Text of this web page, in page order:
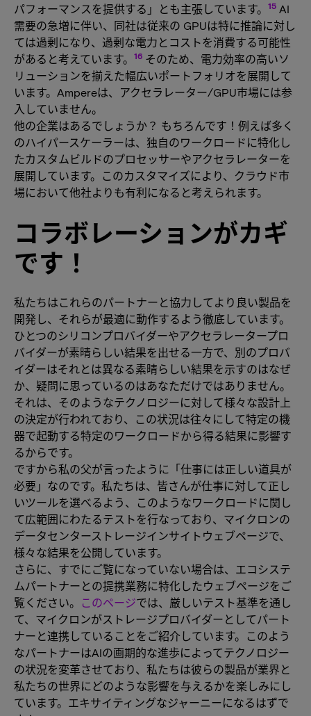
パフォーマンスを提供する」とも主張しています。
15 AI
需要の急増に伴い、同社は従来の GPUは特に推論に対し
ては過剰になり、過剰な電力とコストを消費する可能性
があると考えています。
16 そのため、電力効率の高いソ
リューションを揃えた幅広いポートフォリオを展開して
います。Ampereは、アクセラレーター/GPU市場には参
入していません。
他の企業はあるでしょうか？ もちろんです！例えば多く
のハイパースケーラーは、独自のワークロードに特化し
たカスタムビルドのプロセッサーやアクセラレーターを
展開しています。このカスタマイズにより、クラウド市
場において他社よりも有利になると考えられます。
コラボレーションがカギ
です！
私たちはこれらのパートナーと協力してより良い製品を
開発し、それらが最適に動作するよう徹底しています。
ひとつのシリコンプロバイダーやアクセラレータープロ
バイダーが素晴らしい結果を出せる一方で、別のプロバ
イダーはそれとは異なる素晴らしい結果を示すのはなぜ
か、疑問に思っているのはあなただけではありません。
それは、そのようなテクノロジーに対して様々な設計上
の決定が行われており、この状況は往々にして特定の機
器で起動する特定のワークロードから得る結果に影響す
るからです。
ですから私の父が言ったように「仕事には正しい道具が
必要」なのです。私たちは、皆さんが仕事に対して正し
いツールを選べるよう、このようなワークロードに関し
て広範囲にわたるテストを行なっており、マイクロンの
データセンターストレージインサイトウェブページで、
様々な結果を公開しています。
さらに、すでにご覧になっていない場合は、エコシステ
ムパートナーとの提携業務に特化したウェブページをご
覧ください。
このページでは、厳しいテスト基準を通し
て、マイクロンがストレージプロバイダーとしてパート
ナーと連携していることをご紹介しています。このよう
なパートナーはAIの画期的な進歩によってテクノロジー
の状況を変革させており、私たちは彼らの製品が業界と
私たちの世界にどのような影響を与えるかを楽しみにし
ています。エキサイティングなジャーニーになるはずで